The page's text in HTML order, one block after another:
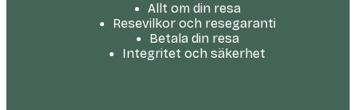
Allt om din resa
Resevilkor och resegaranti
Betala din resa
Integritet och säkerhet